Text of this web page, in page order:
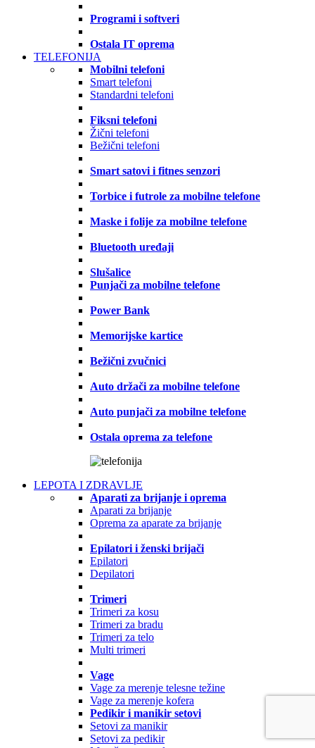
Programi i softveri
Ostala IT oprema
TELEFONIJA
Mobilni telefoni
Smart telefoni
Standardni telefoni
Fiksni telefoni
Žični telefoni
Bežični telefoni
Smart satovi i fitnes senzori
Torbice i futrole za mobilne telefone
Maske i folije za mobilne telefone
Bluetooth uređaji
Slušalice
Punjači za mobilne telefone
Power Bank
Memorijske kartice
Bežični zvučnici
Auto držači za mobilne telefone
Auto punjači za mobilne telefone
Ostala oprema za telefone
LEPOTA I ZDRAVLJE
Aparati za brijanje i oprema
Aparati za brijanje
Oprema za aparate za brijanje
Epilatori i ženski brijači
Epilatori
Depilatori
Trimeri
Trimeri za kosu
Trimeri za bradu
Trimeri za telo
Multi trimeri
Vage
Vage za merenje telesne težine
Vage za merenje kofera
Pedikir i manikir setovi
Setovi za manikir
Setovi za pedikir